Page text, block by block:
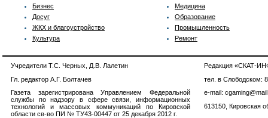
Бизнес
Досуг
ЖКХ и благоустройство
Культура
Медицина
Образование
Промышленность
Ремонт
Учредители Т.С. Черных, Д.В. Лалетин
Гл. редактор А.Г. Болтачев
Газета зарегистрирована Управлением Федеральной
службы по надзору в сфере связи, информационных
технологий и массовых коммуникаций по Кировской
области св-во ПИ № ТУ43-00447 от 25 декабря 2012 г.
Редакция «СКАТ-
тел. в Слободском:
e-mail:
613150, Кировская